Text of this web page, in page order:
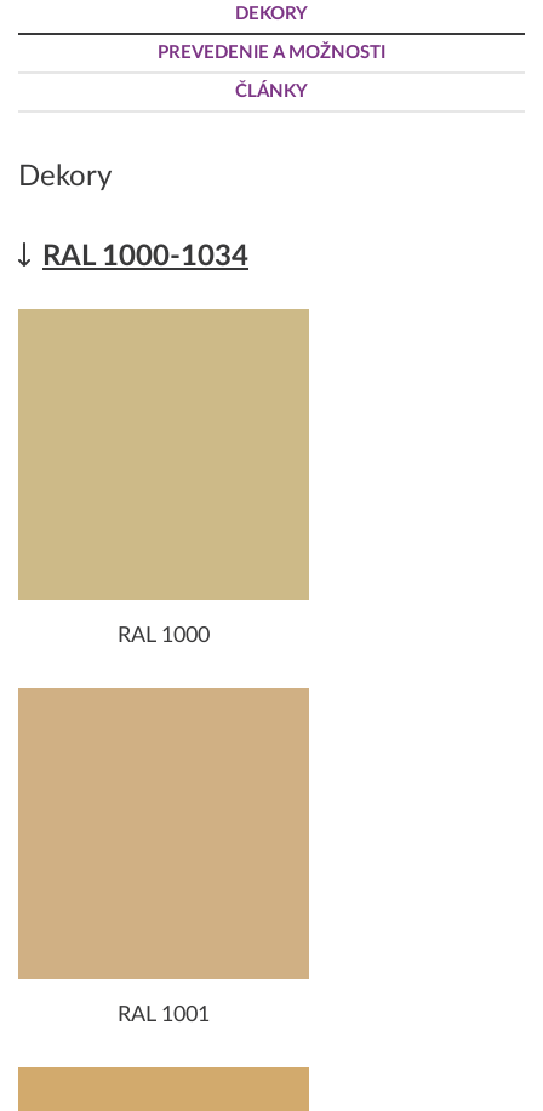
DEKORY
PREVEDENIE A MOŽNOSTI
ČLÁNKY
Dekory
RAL 1000-1034
RAL 1000
RAL 1001